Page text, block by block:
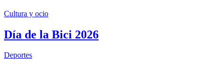
Cultura y ocio
Día de la Bici 2026
Deportes